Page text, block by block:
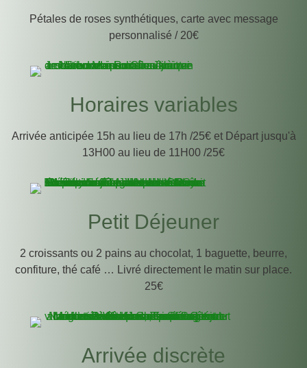
Pétales de roses synthétiques, carte avec message
personnalisé / 20€
Horaires variables
Arrivée anticipée 15h au lieu de 17h /25€ et Départ jusqu'à
13H00 au lieu de 11H00 /25€
Petit Déjeuner
2 croissants ou 2 pains au chocolat, 1 baguette, beurre,
confiture, thé café … Livré directement le matin sur place.
25€
Arrivée discrète